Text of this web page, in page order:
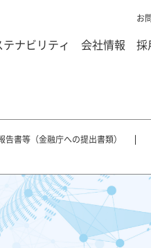
お
テナビリティ 会社情報 採
告書等（金融庁への提出書類）